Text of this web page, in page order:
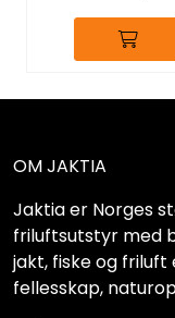
OM JAKTIA
Jaktia er Norges
friluftsutstyr med
jakt, fiske og friluft
fellesskap,